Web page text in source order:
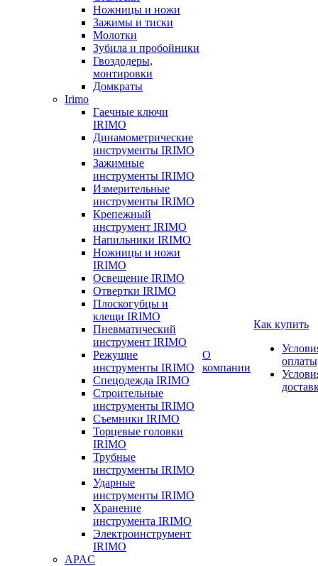
Ножницы и ножи
Зажимы и тиски
Молотки
Зубила и пробойники
Гвоздодеры,
монтировки
Домкраты
Irimo
Гаечные ключи
IRIMO
Динамометрические
инструменты IRIMO
Зажимные
инструменты IRIMO
Измерительные
инструменты IRIMO
Крепежный
инструмент IRIMO
Напильники IRIMO
Ножницы и ножи
IRIMO
Освещение IRIMO
Отвертки IRIMO
Плоскогубцы и
клещи IRIMO
Пневматический
инструмент IRIMO
Режущие
инструменты IRIMO
Спецодежда IRIMO
Строительные
инструменты IRIMO
Съемники IRIMO
Торцевые головки
IRIMO
Трубные
инструменты IRIMO
Ударные
инструменты IRIMO
Хранение
инструмента IRIMO
Электроинструмент
IRIMO
APAC
О
компании
Как купить
оплаты